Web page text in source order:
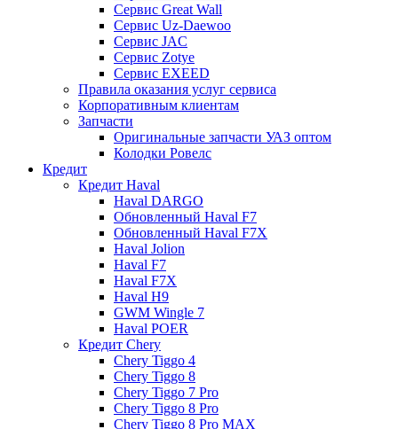
Сервис Great Wall
Сервис Uz-Daewoo
Сервис JAC
Сервис Zotye
Сервис EXEED
Правила оказания услуг сервиса
Корпоративным клиентам
Запчасти
Оригинальные запчасти УАЗ оптом
Колодки Ровелс
Кредит
Кредит Haval
Haval DARGO
Обновленный Haval F7
Обновленный Haval F7X
Haval Jolion
Haval F7
Haval F7X
Haval H9
GWM Wingle 7
Haval POER
Кредит Chery
Chery Tiggo 4
Chery Tiggo 8
Chery Tiggo 7 Pro
Chery Tiggo 8 Pro
Chery Tiggo 8 Pro MAX